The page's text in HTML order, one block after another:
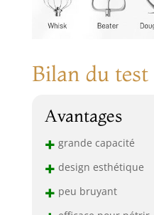
Bilan du test
Avantages
+ grande capacité
+ design esthétique
+ peu bruyant